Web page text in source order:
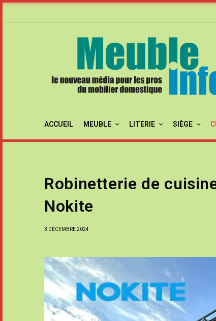
ACCUEIL MEUBLE LITERIE SIÈGE
Robinetterie de
Nokite
3 DÉCEMBRE 2024